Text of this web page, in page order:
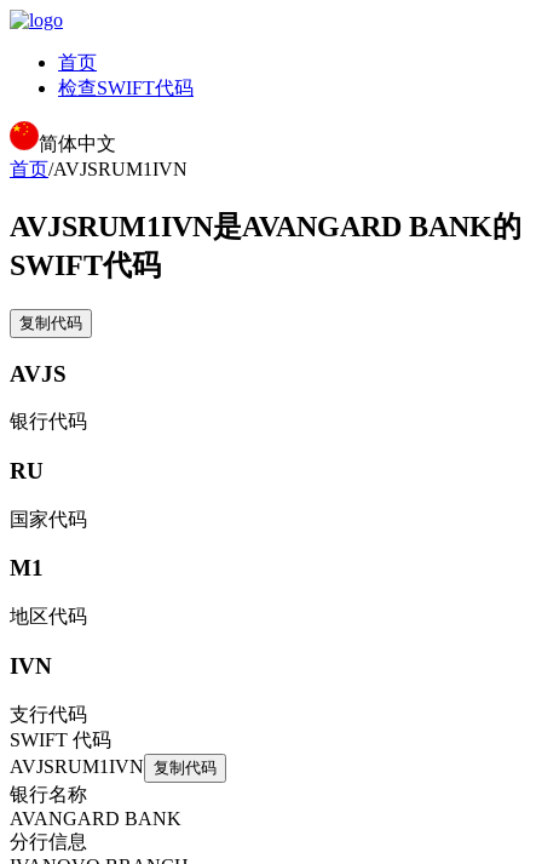
首页
检查SWIFT代码
简体中文
首页/AVJSRUM1IVN
AVJSRUM1IVN是AVANGARD BANK的
SWIFT代码
复制代码
AVJS
银行代码
RU
国家代码
M1
地区代码
IVN
支行代码
SWIFT 代码
AVJSRUM1IVN 复制代码
银行名称
AVANGARD BANK
分行信息